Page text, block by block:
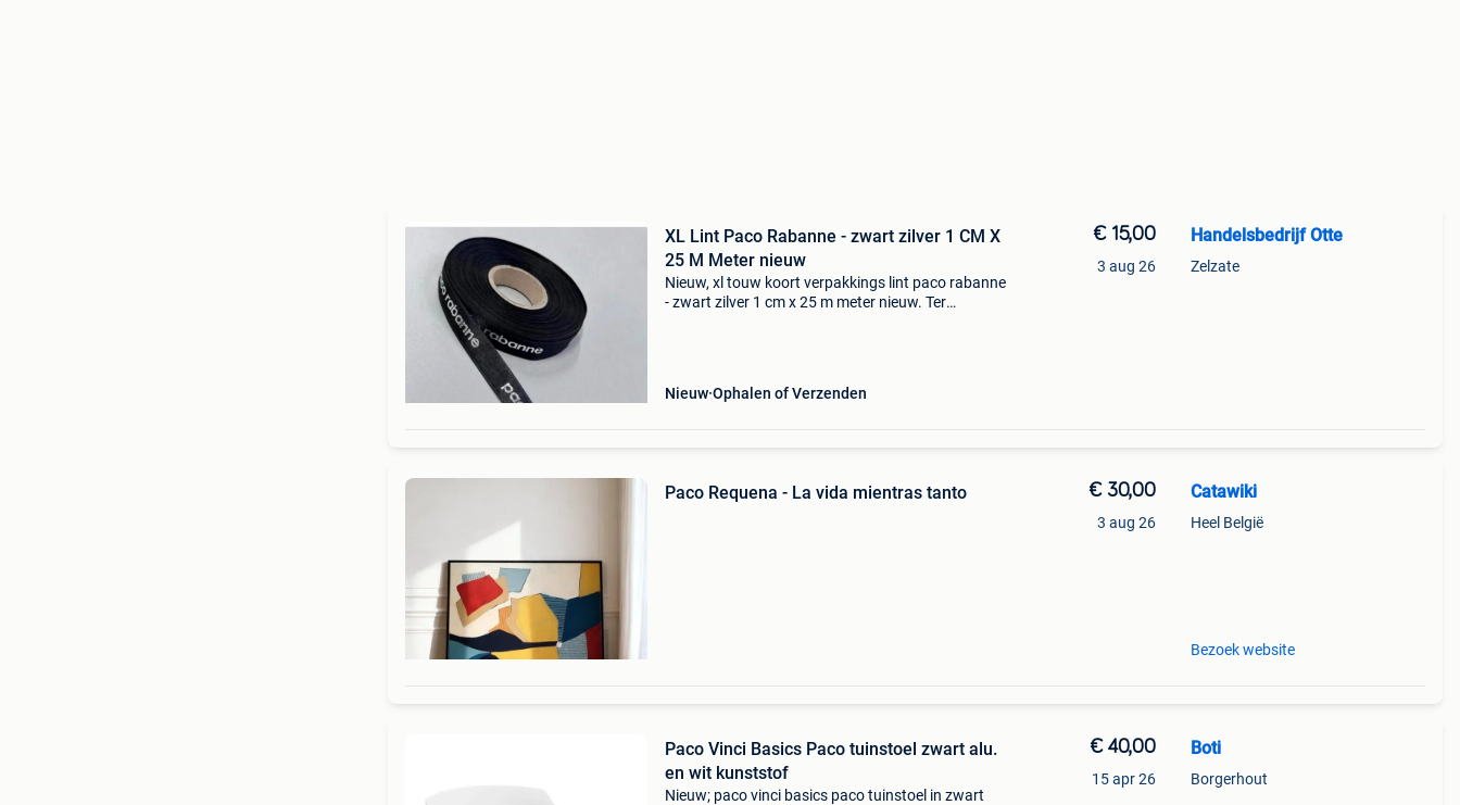
XL Lint Paco Rabanne - zwart zilver 1 CM X
25 M Meter nieuw
Nieuw, xl touw koort verpakkings lint paco rabanne
- zwart zilver 1 cm x 25 m meter nieuw. Ter
Nieuw Ophalen of Verzenden
€ 15,00
3 aug 26
Handelsbedrijf Otte
Zelzate
Paco Requena - La vida mientras tanto € 30,00
3 aug 26
Catawiki
Heel België
Bezoek website
Paco Vinci Basics Paco tuinstoel zwart alu.
en wit kunststof
Nieuw; paco vinci basics paco tuinstoel in zwart
€ 40,00
15 apr 26
Boti
Borgerhout